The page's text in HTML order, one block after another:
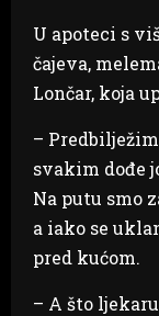
U apoteci s
čajeva,
Lončar, koja
–
svakim dođe
Na putu smo
a iako se
pred kućom.
– A što